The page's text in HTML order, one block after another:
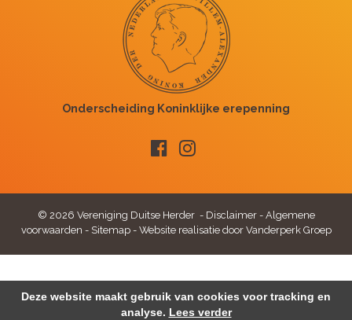
© 2026 Vereniging Duitse Herder - Disclaimer- Algemene
voorwaarden - Sitemap- Website realisatie door Vanderperk Groep
Deze website maakt gebruik van cookies voor tracking en
analyse. Lees verder